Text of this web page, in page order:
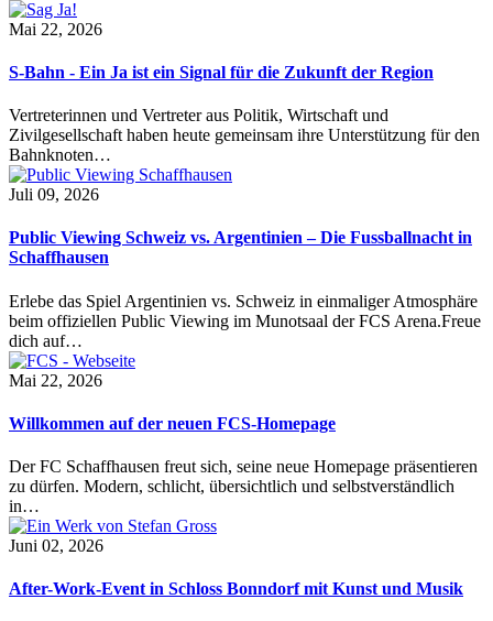
Mai 22, 2026
S-Bahn - Ein Ja ist ein Signal für die Zukunft der Region
Vertreterinnen und Vertreter aus Politik, Wirtschaft und
Zivilgesellschaft haben heute gemeinsam ihre Unterstützung für den
Bahnknoten…
Juli 09, 2026
Public Viewing Schweiz vs. Argentinien – Die Fussballnacht in
Schaffhausen
Erlebe das Spiel Argentinien vs. Schweiz in einmaliger Atmosphäre
beim offiziellen Public Viewing im Munotsaal der FCS Arena.Freue
dich auf…
Mai 22, 2026
Willkommen auf der neuen FCS-Homepage
Der FC Schaffhausen freut sich, seine neue Homepage präsentieren
zu dürfen. Modern, schlicht, übersichtlich und selbstverständlich
in…
Juni 02, 2026
After-Work-Event in Schloss Bonndorf mit Kunst und Musik